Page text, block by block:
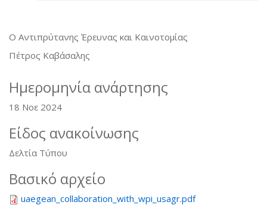
O Αντιπρύτανης Έρευνας και Καινοτομίας
Πέτρος Καβάσαλης
Ημερομηνία ανάρτησης
18 Νοε 2024
Είδος ανακοίνωσης
Δελτία Τύπου
Βασικό αρχείο
uaegean_collaboration_with_wpi_usagr.pdf